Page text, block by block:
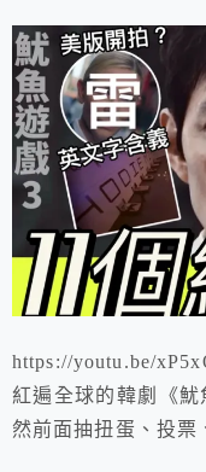
https://youtu.be/
紅遍全球的韓劇《
然前面抽扭蛋、投票